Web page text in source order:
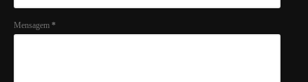
Mensagem *